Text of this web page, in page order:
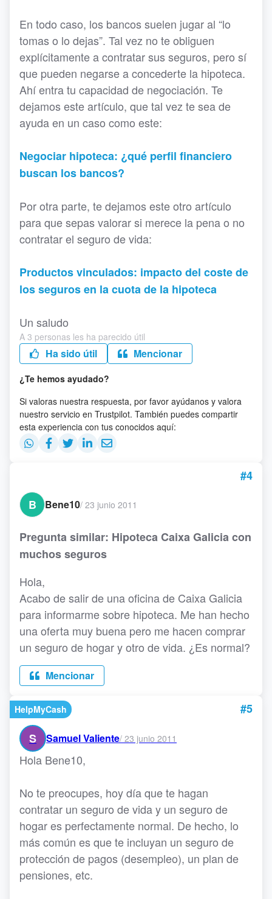
En todo caso, los bancos suelen jugar al “lo
tomas o lo dejas”. Tal vez no te obliguen
explícitamente a contratar sus seguros, pero sí
que pueden negarse a concederte la hipoteca.
Ahí entra tu capacidad de negociación. Te
dejamos este artículo, que tal vez te sea de
ayuda en un caso como este:
Negociar hipoteca: ¿qué perfil financiero
buscan los bancos?
Por otra parte, te dejamos este otro artículo
para que sepas valorar si merece la pena o no
contratar el seguro de vida:
Productos vinculados: impacto del coste de
los seguros en la cuota de la hipoteca
Un saludo
A 3 personas les ha parecido útil
Ha sido útil Mencionar
¿Te hemos ayudado?
Si valoras nuestra respuesta, por favor ayúdanos y valora
nuestro servicio en Trustpilot. También puedes compartir
esta experiencia con tus conocidos aquí:
#4
B
Bene10/ 23 junio 2011
Pregunta similar: Hipoteca Caixa Galicia con
muchos seguros
Hola,
Acabo de salir de una oficina de Caixa Galicia
para informarme sobre hipoteca. Me han hecho
una oferta muy buena pero me hacen comprar
un seguro de hogar y otro de vida. ¿Es normal?
Mencionar
HelpMyCash
#5
S
Samuel Valiente/ 23 junio 2011
Hola Bene10,
No te preocupes, hoy día que te hagan
contratar un seguro de vida y un seguro de
hogar es perfectamente normal. De hecho, lo
más común es que te incluyan un seguro de
protección de pagos (desempleo), un plan de
pensiones, etc.